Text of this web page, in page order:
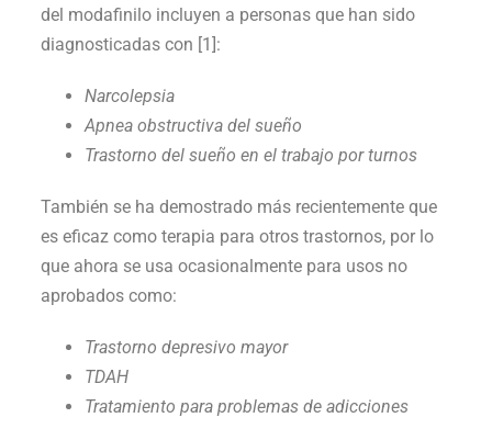
del modafinilo incluyen a personas que han sido
diagnosticadas con [1]:
Narcolepsia
Apnea obstructiva del sueño
Trastorno del sueño en el trabajo por turnos
También se ha demostrado más recientemente que
es eficaz como terapia para otros trastornos, por lo
que ahora se usa ocasionalmente para usos no
aprobados como:
Trastorno depresivo mayor
TDAH
Tratamiento para problemas de adicciones